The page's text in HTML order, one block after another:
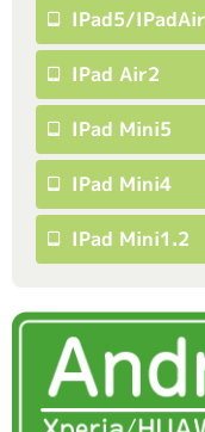
IPad5/iPadAir
IPad Air2
IPad Mini5
IPad Mini4
IPad Mini1.2